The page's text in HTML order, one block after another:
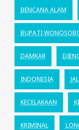
BENCANA ALAM
BUPATI
DAMKAR
INDONESIA
KECELAKAAN
KRIMINAL